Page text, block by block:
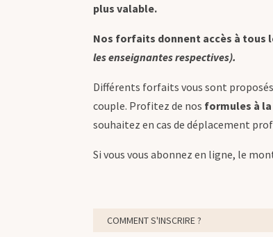
plus valable.
Nos forfaits donnent accès à tous
les enseignantes respectives).
Différents forfaits vous sont
couple. Profitez de nos formules à
souhaitez en cas de déplacement
Si vous vous abonnez en ligne, le
COMMENT S'INSCRIRE ?